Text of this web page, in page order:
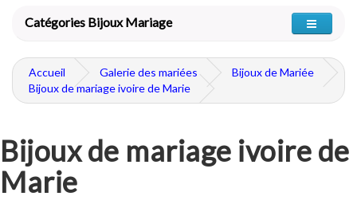
Catégories Bijoux Mariage
Accueil Galerie des mariées
Bijoux de Mariée
Bijoux de mariage ivoire de Marie
Bijoux de mariage ivoire de
Marie